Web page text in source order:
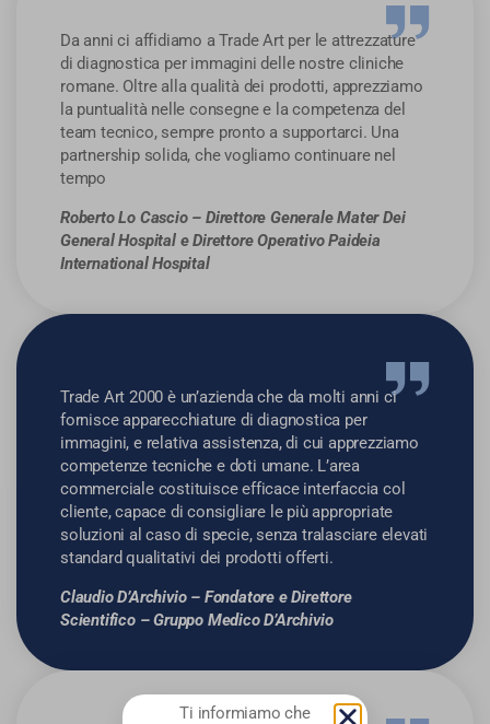
Da anni ci affidiamo a Trade Art per le attrezzature
di diagnostica per immagini delle nostre cliniche
romane. Oltre alla qualità dei prodotti, apprezziamo
la puntualità nelle consegne e la competenza del
team tecnico, sempre pronto a supportarci. Una
partnership solida, che vogliamo continuare nel
tempo
Roberto Lo Cascio – Direttore Generale Mater Dei
General Hospital e Direttore Operativo Paideia
International Hospital
Trade Art 2000 è un’azienda che da molti anni ci
fornisce apparecchiature di diagnostica per
immagini, e relativa assistenza, di cui apprezziamo
competenze tecniche e doti umane. L’area
commerciale costituisce efficace interfaccia col
cliente, capace di consigliare le più appropriate
soluzioni al caso di specie, senza tralasciare elevati
standard qualitativi dei prodotti offerti.
Claudio D’Archivio – Fondatore e Direttore
Scientifico – Gruppo Medico D’Archivio
Ti informiamo che